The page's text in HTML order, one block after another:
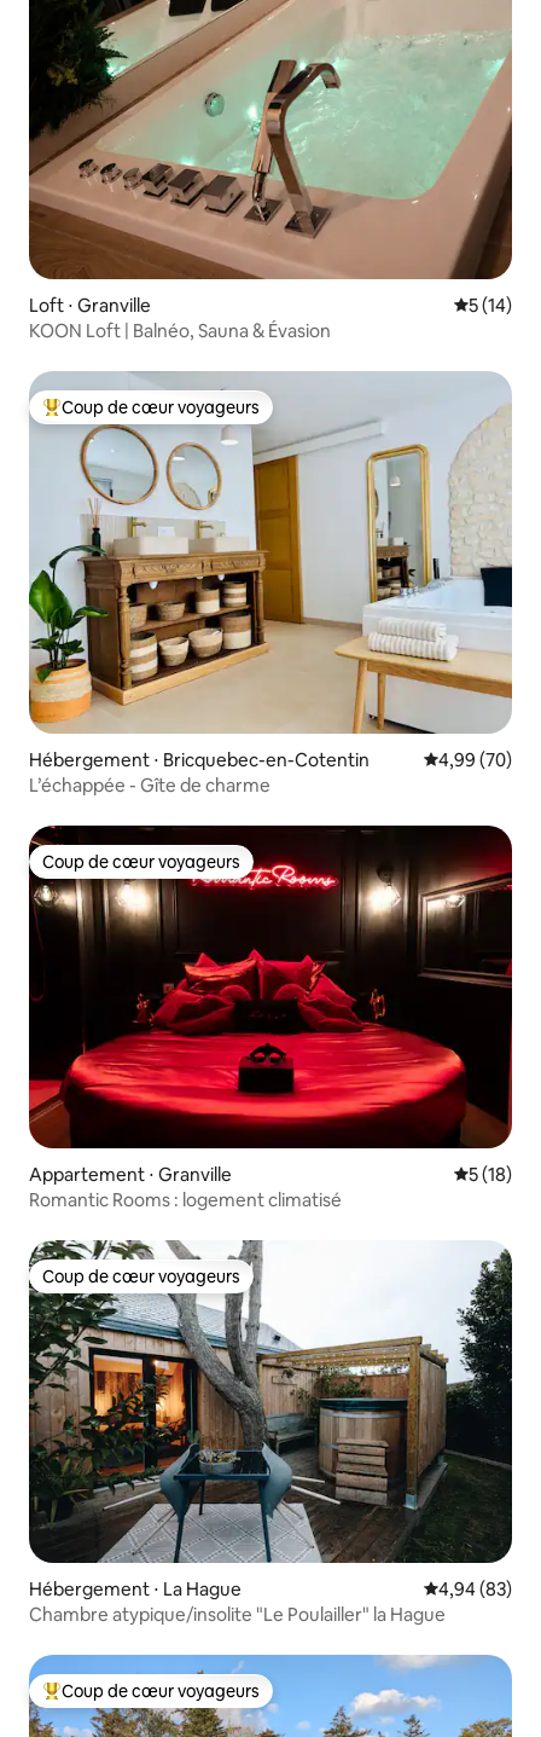
Loft ⋅ Granville
5 (14)
KOON Loft | Balnéo, Sauna & Évasion
Coups de cœur voyageurs les plus appréciés
Coup de cœur voyageurs
Hébergement ⋅ Bricquebec-en-Cotentin Évaluation
4,99 (70)
L’échappée - Gîte de charme
Coup de cœur voyageurs
Coup de cœur voyageurs
Appartement ⋅ Granville
5 (18)
Romantic Rooms : logement climatisé
Coup de cœur voyageurs
Coup de cœur voyageurs
Hébergement ⋅ La Hague Évaluation
4,94 (83)
Chambre atypique/insolite "Le Poulailler" la Hague
Coups de cœur voyageurs les plus appréciés
Coup de cœur voyageurs